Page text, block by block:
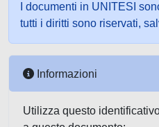
I documenti in UNITESI
tutti i diritti sono riservati,
Informazioni
Utilizza questo